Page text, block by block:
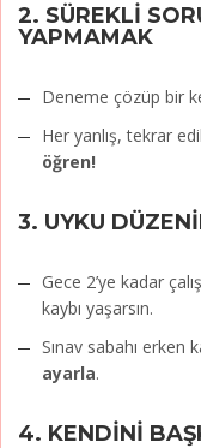
2. SÜREKLİ
YAPMAMAK
Deneme çözüp bir
Her yanlış, tekrar
öğren!
3. UYKU
Gece 2’ye kadar
kaybı yaşarsın.
Sınav sabahı erken
ayarla.
4. KENDİNİ